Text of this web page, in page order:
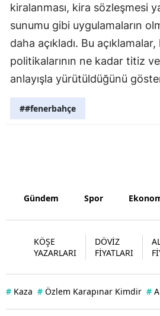
kiralanması, kira sözleşmesi
sunumu gibi uygulamaların
daha açıkladı. Bu
politikalarının ne kadar titiz
anlayışla yürütüldüğünü
##fenerbahçe
Gündem Spor
KÖŞE
YAZARLARI
DÖVİZ
FİYATLARI
# Kaza # Özlem Karapınar Kimdir #